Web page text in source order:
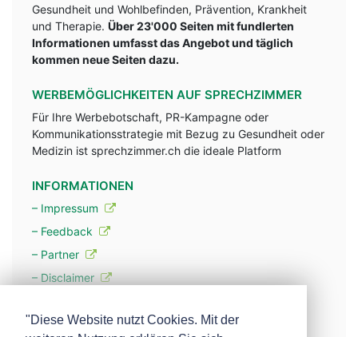
Gesundheit und Wohlbefinden, Prävention, Krankheit
und Therapie. Über 23'000 Seiten mit fundlerten
Informationen umfasst das Angebot und täglich
kommen neue Seiten dazu.
WERBEMÖGLICHKEITEN AUF SPRECHZIMMER
Für Ihre Werbebotschaft, PR-Kampagne oder
Kommunikationsstrategie mit Bezug zu Gesundheit oder
Medizin ist sprechzimmer.ch die ideale Platform
INFORMATIONEN
– Impressum
– Feedback
– Partner
– Disclaimer
"Diese Website nutzt Cookies. Mit der